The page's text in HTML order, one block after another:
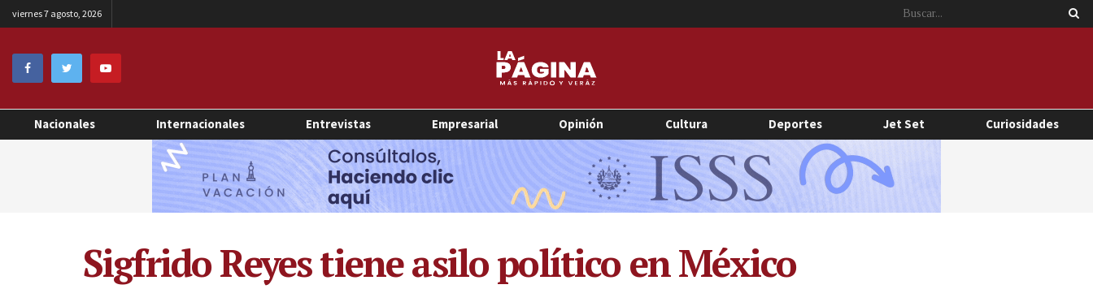
viernes 7 agosto, 2026
Nacionales Internacionales Entrevistas Empresarial Opinión Cultura Deportes Jet Set Curiosidades
Sigfrido Reyes tiene asilo político en México